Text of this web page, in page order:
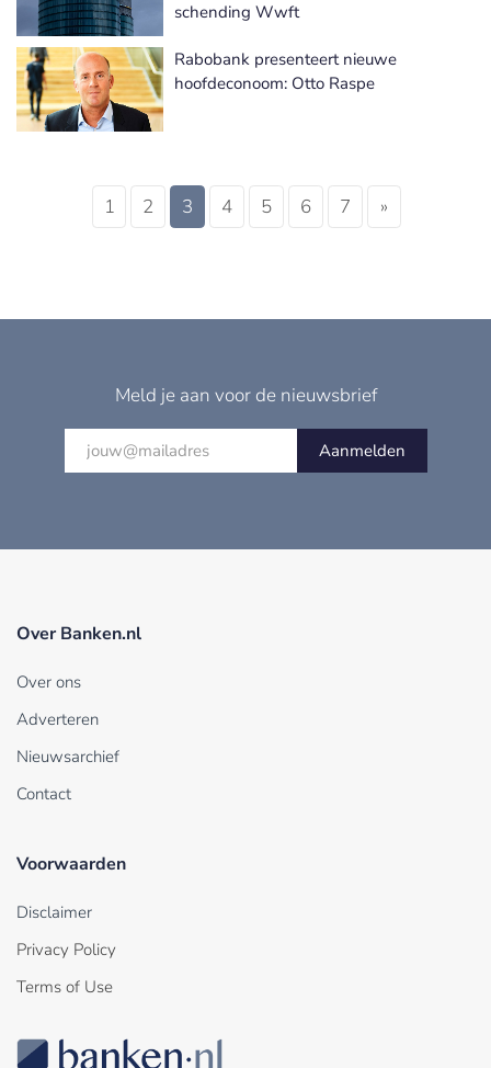
schending Wwft
Rabobank presenteert nieuwe
hoofdeconoom: Otto Raspe
1 2 3 4 5 6 7 »
Meld je aan voor de nieuwsbrief
Aanmelden
Over Banken.nl
Over ons
Adverteren
Nieuwsarchief
Contact
Voorwaarden
Disclaimer
Privacy Policy
Terms of Use